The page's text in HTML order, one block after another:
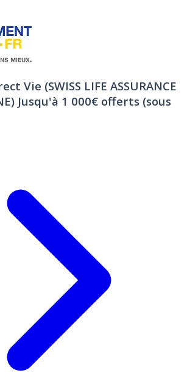
Vie (SWISS LIFE ASSURANCE
Jusqu'à 1 000€ offerts (sous